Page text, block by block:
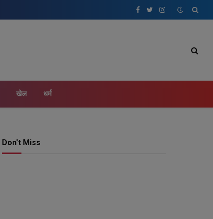
Facebook
TwitterInstagram
खेल धर्म
Don't Miss